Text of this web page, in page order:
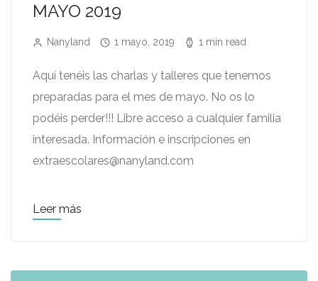
MAYO 2019
Nanyland 1 mayo, 2019 1 min read
Aquí tenéis las charlas y talleres que tenemos
preparadas para el mes de mayo. No os lo
podéis perder!!! Libre acceso a cualquier familia
interesada. Información e inscripciones en
extraescolares@nanyland.com
Leer más